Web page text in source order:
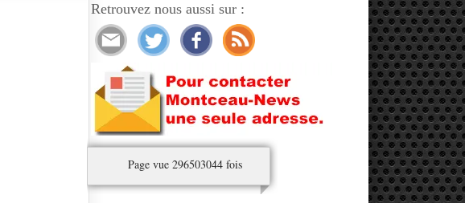
Retrouvez nous aussi sur :
Page vue 296503044 fois